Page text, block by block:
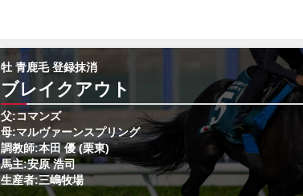
牡 青鹿毛 登録抹消
ブレイクアウト
父:コマンズ
母:マルヴァーンスプリング
調教師:本田 優 (栗東)
馬主:安原 浩司
生産者:三嶋牧場